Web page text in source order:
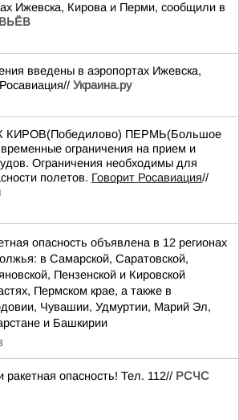
Ижевска, Кирова и Перми, сообщили в
введены в аэропортах Ижевска,
Украина.ру
КИРОВ(Победилово) ПЕРМЬ(Большое
ограничения на прием и
Ограничения необходимы для
полетов. Говорит Росавиация//
опасность объявлена в 12 регионах
в Самарской, Саратовской,
Пензенской и Кировской
Пермском крае, а также в
Чувашии, Удмуртии, Марий Эл,
и Башкирии
ракетная опасность! Тел. 112// РСЧС